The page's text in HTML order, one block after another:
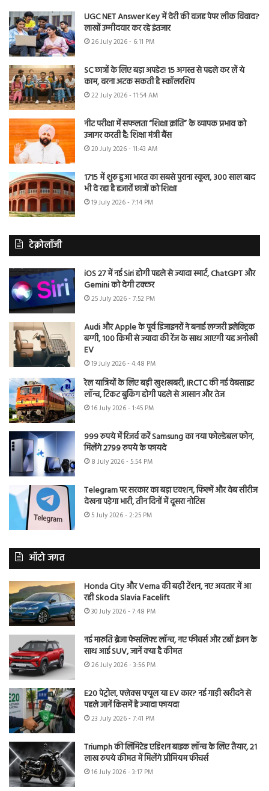
UGC NET Answer Key में देरी की वजह पेपर लीक विवाद?
लाखों उम्मीदवार कर रहे इंतजार
26 July 2026 - 6:11 PM
SC छात्रों के लिए बड़ा अपडेट! 15 अगस्त से पहले कर लें ये
काम, वरना अटक सकती है स्कॉलरशिप
22 July 2026 - 11:54 AM
नीट परीक्षा में सफलता “शिक्षा क्रांति” के व्यापक प्रभाव को
उजागर करती है: शिक्षा मंत्री बैंस
20 July 2026 - 11:43 AM
1715 में शुरू हुआ भारत का सबसे पुराना स्कूल, 300 साल बाद
भी दे रहा है हजारों छात्रों को शिक्षा
19 July 2026 - 7:14 PM
टेक्नोलॉजी
iOS 27 में नई Siri होगी पहले से ज्यादा स्मार्ट, ChatGPT और
Gemini को देगी टक्कर
25 July 2026 - 7:52 PM
Audi और Apple के पूर्व डिजाइनरों ने बनाई लग्जरी इलेक्ट्रिक
बग्गी, 100 किमी से ज्यादा की रेंज के साथ आएगी यह अनोखी
EV
19 July 2026 - 4:48 PM
रेल यात्रियों के लिए बड़ी खुशखबरी, IRCTC की नई वेबसाइट
लॉन्च, टिकट बुकिंग होगी पहले से आसान और तेज
16 July 2026 - 1:45 PM
999 रुपये में रिजर्व करें Samsung का नया फोल्डेबल फोन,
मिलेंगे 2799 रुपये के फायदे
8 July 2026 - 5:54 PM
Telegram पर सरकार का बड़ा एक्शन, फिल्में और वेब सीरीज
देखना पड़ेगा भारी, तीन दिनों में दूसरा नोटिस
5 July 2026 - 2:25 PM
ऑटो जगत
Honda City और Verna की बढ़ी टेंशन, नए अवतार में आ
रही Skoda Slavia Facelift
30 July 2026 - 7:48 PM
नई मारुति ब्रेजा फेसलिफ्ट लॉन्च, नए फीचर्स और टर्बो इंजन के
साथ आई SUV, जानें क्या है कीमत
26 July 2026 - 3:56 PM
E20 पेट्रोल, फ्लेक्स फ्यूल या EV कार? नई गाड़ी खरीदने से
पहले जानें किसमें है ज्यादा फायदा
23 July 2026 - 7:41 PM
Triumph की लिमिटेड एडिशन बाइक लॉन्च के लिए तैयार, 21
लाख रुपये कीमत में मिलेंगे प्रीमियम फीचर्स
16 July 2026 - 3:17 PM